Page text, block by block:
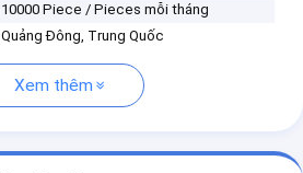
10000 Piece / Pieces mỗi tháng
Quảng Đông, Trung Quốc
Xem thêm